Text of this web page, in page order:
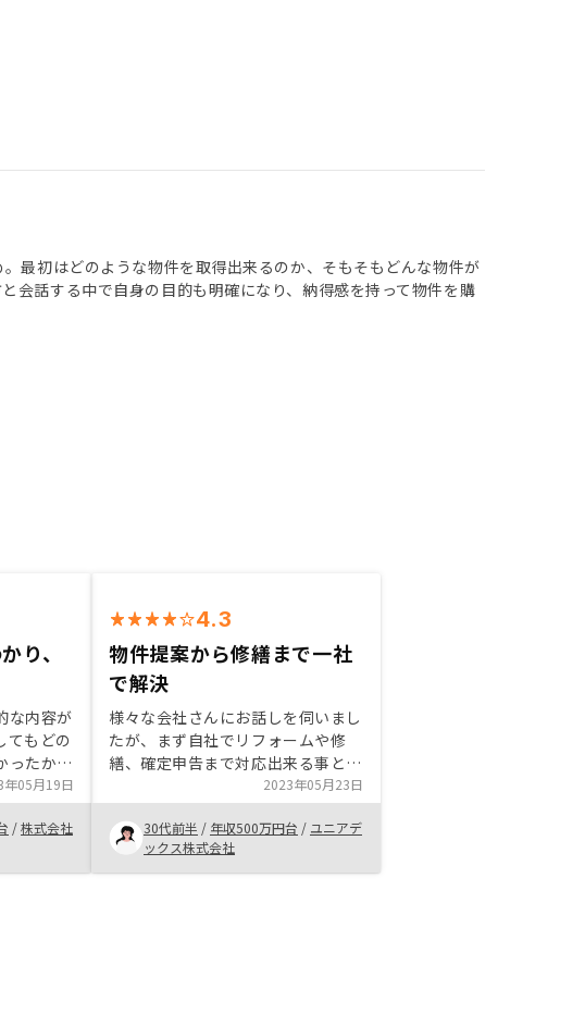
最初はどのような物件を取得出来るのか、そもそもどんな物件が
会話する中で自身の目的も明確になり、納得感を持って物件を購
り、
な内容が
てもどの
ったから
ある程度
特にメリ
ました。
サポー
う少し購
年05月19日
/株式会社
4.3
物件提案から修繕まで一社
で解決
様々な会社さんにお話しを伺いまし
たが、まず自社でリフォームや修
繕、確定申告まで対応出来る事とア
プリで状況がわかるようになってい
る部分がすごく気に入りました。他
社さんはアプリなどの対応ななく、
一目で資産の状況か分かる所が気に
入っております。
2023年05月23日
30代前半 / 年収500万円台 / ユニアデ
ックス株式会社